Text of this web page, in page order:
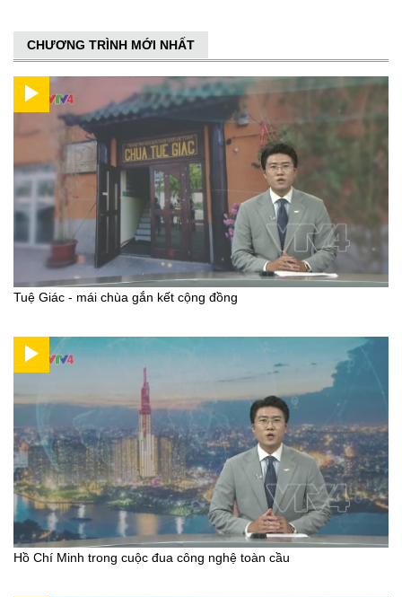
CHƯƠNG TRÌNH MỚI NHẤT
Tuệ Giác - mái chùa gắn kết cộng đồng
Hồ Chí Minh trong cuộc đua công nghệ toàn cầu